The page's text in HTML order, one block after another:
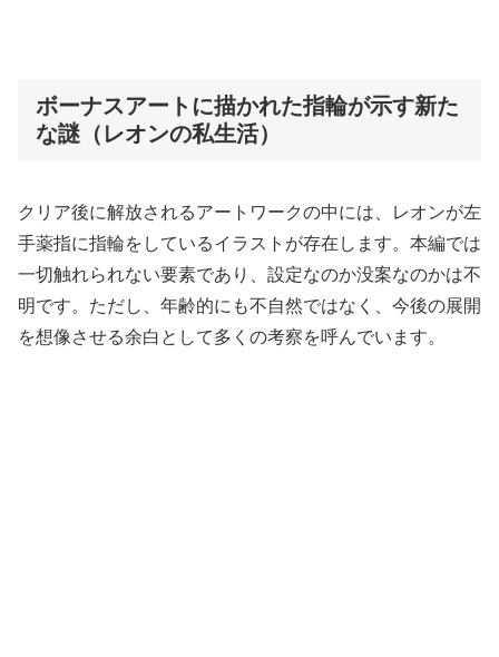
ボーナスアートに描かれた指輪が示す新た
な謎（レオンの私生活）
クリア後に解放されるアートワークの中には、レオンが左
手薬指に指輪をしているイラストが存在します。本編では
一切触れられない要素であり、設定なのか没案なのかは不
明です。ただし、年齢的にも不自然ではなく、今後の展開
を想像させる余白として多くの考察を呼んでいます。